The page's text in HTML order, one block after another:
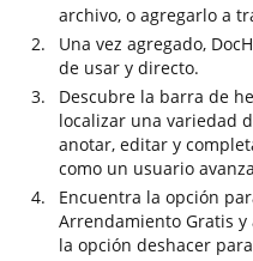
archivo, o agregarlo a
Una vez agregado,
de usar y directo.
Descubre la barra de
localizar una variedad
anotar, editar y
como un usuario
Encuentra la opción
Arrendamiento Gratis
la opción deshacer